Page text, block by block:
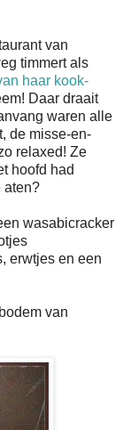
van
timmert als
haar kook-
Daar draait
waren alle
de misse-en-
relaxed! Ze
hoofd had
aten?
wasabicracker
erwtjes en een
van